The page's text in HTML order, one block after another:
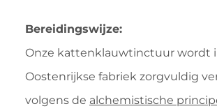
Bereidingswijze:
Onze kattenklauwtinctuur wordt
Oostenrijkse fabriek zorgvuldig
volgens de alchemistische